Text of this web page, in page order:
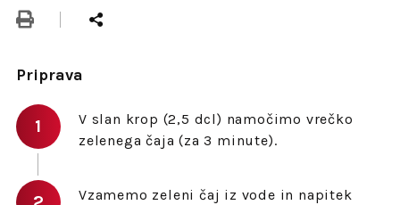
Priprava
V slan krop (2,5 dcl) namočimo vrečko
zelenega čaja (za 3 minute).
Vzamemo zeleni čaj iz vode in napitek